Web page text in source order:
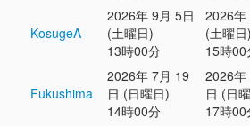
KosugeA
2026年 9月 5日
(土曜日)
13時00分
2026年
(土曜日)
15時00
Fukushima
2026年 7月 19
日 (日曜日)
14時00分
2026
日 (日
17時00